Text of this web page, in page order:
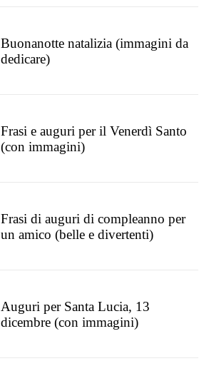
Buonanotte natalizia (immagini da
dedicare)
Frasi e auguri per il Venerdì Santo
(con immagini)
Frasi di auguri di compleanno per
un amico (belle e divertenti)
Auguri per Santa Lucia, 13
dicembre (con immagini)